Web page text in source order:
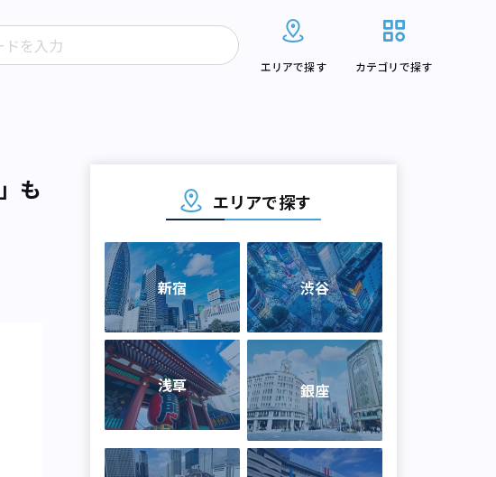
エリアで探す カテゴリで探す
も
エリアで探す
新宿 渋谷
浅草 銀座